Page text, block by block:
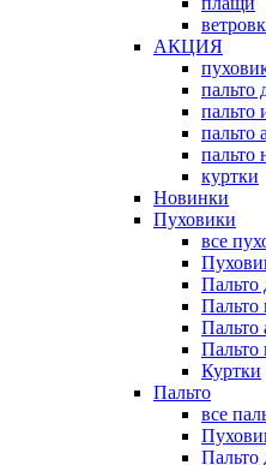
АКЦИЯ
пальто
пальто
пальто
пальто
куртки
Новинки
Пуховики
все
Пальто
Пальто
Пальто
Пальто
Куртки
Пальто
все
Пальто